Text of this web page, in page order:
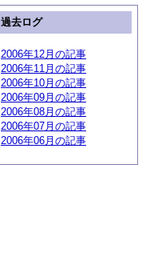
過去ログ
2006年12月の記事
2006年11月の記事
2006年10月の記事
2006年09月の記事
2006年08月の記事
2006年07月の記事
2006年06月の記事